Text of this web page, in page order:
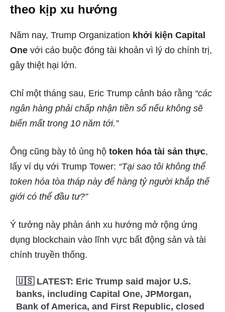
theo kịp xu hướng
Năm nay, Trump Organization khởi kiện Capital
One với cáo buộc đóng tài khoản vì lý do chính trị,
gây thiệt hại lớn.
Chỉ một tháng sau, Eric Trump cảnh báo rằng “các
ngân hàng phải chấp nhận tiền số nếu không sẽ
biến mất trong 10 năm tới.”
Ông cũng bày tỏ ủng hộ token hóa tài sản thực,
lấy ví dụ với Trump Tower: “Tại sao tôi không thể
token hóa tòa tháp này để hàng tỷ người khắp thế
giới có thể đầu tư?”
Ý tưởng này phản ánh xu hướng mở rộng ứng
dụng blockchain vào lĩnh vực bất động sản và tài
chính truyền thống.
🇺🇸 LATEST: Eric Trump said major U.S.
banks, including Capital One, JPMorgan,
Bank of America, and First Republic, closed